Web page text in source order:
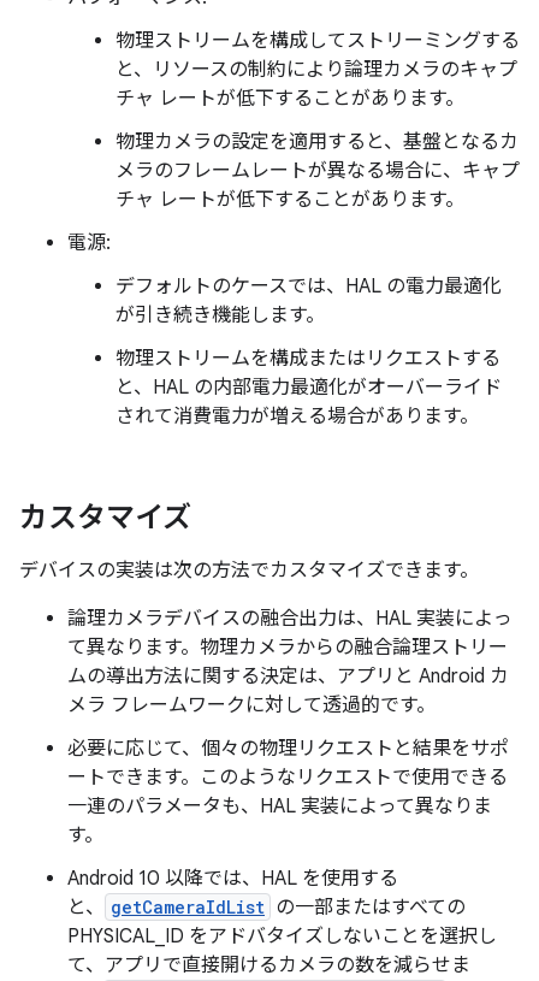
物理ストリームを構成してストリーミングする
と、リソースの制約により論理カメラのキャプ
チャ レートが低下することがあります。
物理カメラの設定を適用すると、基盤となるカ
メラのフレームレートが異なる場合に、キャプ
チャ レートが低下することがあります。
電源:
デフォルトのケースでは、HAL の電力最適化
が引き続き機能します。
物理ストリームを構成またはリクエストする
と、HAL の内部電力最適化がオーバーライド
されて消費電力が増える場合があります。
カスタマイズ
デバイスの実装は次の方法でカスタマイズできます。
論理カメラデバイスの融合出力は、HAL 実装によっ
て異なります。物理カメラからの融合論理ストリー
ムの導出方法に関する決定は、アプリと Android カ
メラ フレームワークに対して透過的です。
必要に応じて、個々の物理リクエストと結果をサポ
ートできます。このようなリクエストで使用できる
一連のパラメータも、HAL 実装によって異なりま
す。
Android 10 以降では、HAL を使用する
と、
getCameraIdList の一部またはすべての
PHYSICAL_ID をアドバタイズしないことを選択し
て、アプリで直接開けるカメラの数を減らせま